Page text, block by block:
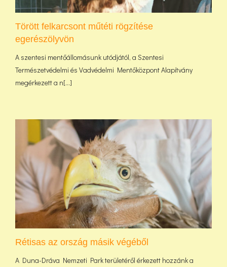
Törött felkarcsont műtéti rögzítése
egerészölyvön
A szentesi mentőállomásunk utódjától, a Szentesi
Természetvédelmi és Vadvédelmi Mentőközpont Alapítvány
megérkezett a n[...]
Rétisas az ország másik végéből
A Duna-Dráva Nemzeti Park területéről érkezett hozzánk a